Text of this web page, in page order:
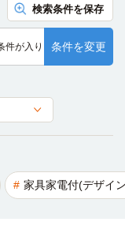
検索条件を保存
件が入ります/指定した条…
条件を変更
家具家電付(デザイ